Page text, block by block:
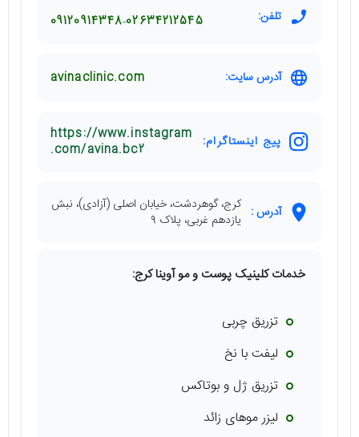
تلفن: 02634212545
09120914348
آدرس سایت: avinaclinic.com
پیج اینستاگرام:
https://www.instagram
.com/avina.bc2
آدرس : کرج، گوهردشت، خیابان اصلی (آزادی)، نبش
یازدهم غربی، پلاک ۹
خدمات کلینیک پوست و مو آوینا کرج:
تزریق چربی
لیفت با نخ
تزریق ژل و بوتاکس
لیزر موهای زائد